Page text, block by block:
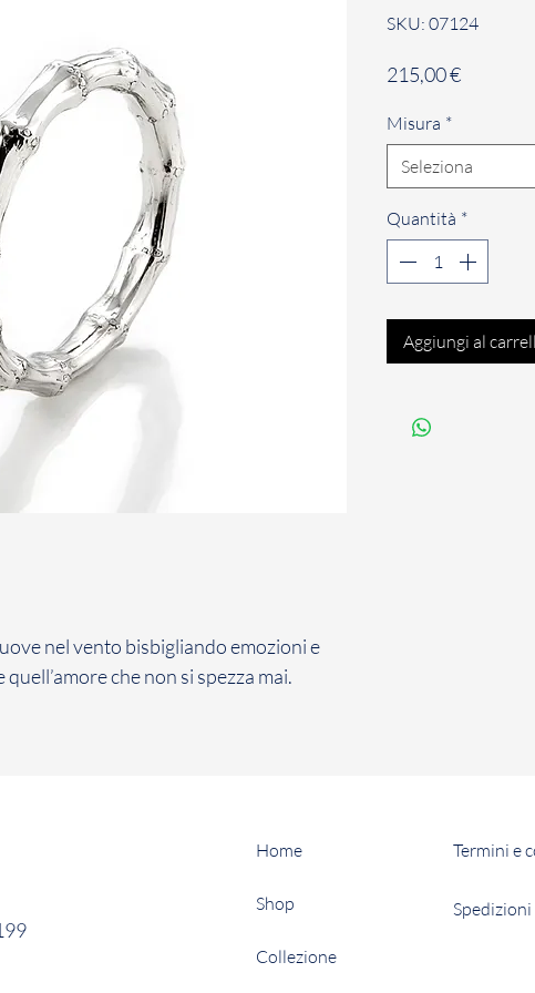
nel vento bisbigliando emozioni e
che non si spezza mai.
SKU: 07124
215,00 €Prezzo
Misura *
Seleziona
Quantità *
Aggiungi al
Home
Shop
Collezione
Termini e
Spedizioni